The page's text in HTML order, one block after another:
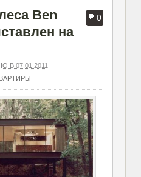
0
Ben
на
В 07.01.2011